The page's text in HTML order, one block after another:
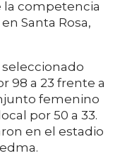
la competencia
Santa Rosa,
98 a 23 frente a
femenino
por 50 a 33.
en el estadio